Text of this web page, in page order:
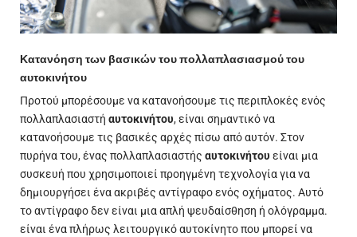
Κατανόηση των βασικών του πολλαπλασιασμού του
αυτοκινήτου
Προτού μπορέσουμε να κατανοήσουμε τις περιπλοκές ενός
πολλαπλασιαστή αυτοκινήτου, είναι σημαντικό να
κατανοήσουμε τις βασικές αρχές πίσω από αυτόν. Στον
πυρήνα του, ένας πολλαπλασιαστής αυτοκινήτου είναι μια
συσκευή που χρησιμοποιεί προηγμένη τεχνολογία για να
δημιουργήσει ένα ακριβές αντίγραφο ενός οχήματος. Αυτό
το αντίγραφο δεν είναι μια απλή ψευδαίσθηση ή ολόγραμμα.
είναι ένα πλήρως λειτουργικό αυτοκίνητο που μπορεί να